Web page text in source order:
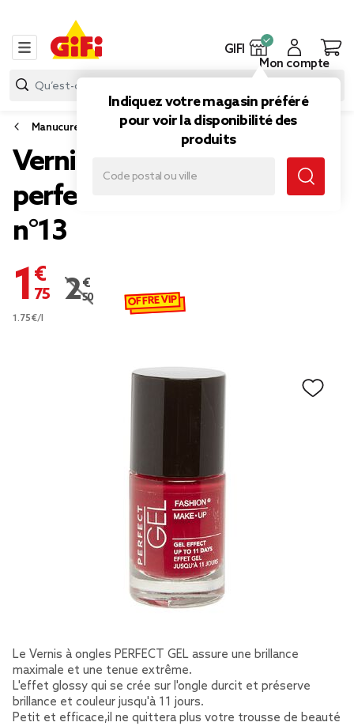
GIFI
Indiquez votre magasin préféré
pour voir la disponibilité des
produits
Mon compte
Manucure
Vernis à ongles fashion
perfect rouge glamour
n°13
1,75 €
Prix remisé de 2,50 € à 1,75 €
2,50 €
1.75€/l
OFFRE VIP
Le Vernis à ongles PERFECT GEL assure une brillance
maximale et une tenue extrême.
L'effet glossy qui se crée sur l'ongle durcit et préserve
brillance et couleur jusqu'à 11 jours.
Petit et efficace,il ne quittera plus votre trousse de beauté